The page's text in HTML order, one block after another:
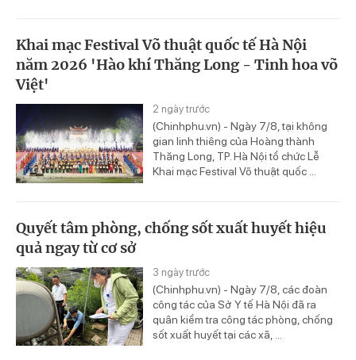
Khai mạc Festival Võ thuật quốc tế Hà Nội
năm 2026 'Hào khí Thăng Long - Tinh hoa võ
Việt'
2 ngày trước
(Chinhphu.vn) - Ngày 7/8, tại không
gian linh thiêng của Hoàng thành
Thăng Long, TP. Hà Nội tổ chức Lễ
Khai mạc Festival Võ thuật quốc ...
Quyết tâm phòng, chống sốt xuất huyết hiệu
quả ngay từ cơ sở
3 ngày trước
(Chinhphu.vn) - Ngày 7/8, các đoàn
công tác của Sở Y tế Hà Nội đã ra
quân kiểm tra công tác phòng, chống
sốt xuất huyết tại các xã, ...